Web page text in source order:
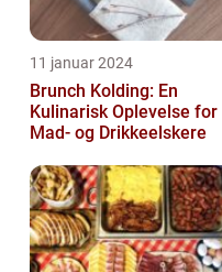
11 januar 2024
Brunch Kolding: En
Kulinarisk Oplevelse for
Mad- og Drikkeelskere